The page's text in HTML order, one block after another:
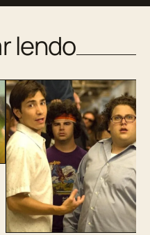
lendo